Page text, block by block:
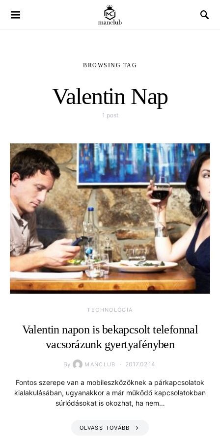
BROWSING TAG
Valentin Nap
1 post
TECHNOLÓGIA
Valentin napon is bekapcsolt telefonnal
vacsorázunk gyertyafényben
By MANCLUB 2017.02.14.
Fontos szerepe van a mobileszközöknek a párkapcsolatok
kialakulásában, ugyanakkor a már működő kapcsolatokban
súrlódásokat is okozhat, ha nem…
OLVASS TOVÁBB